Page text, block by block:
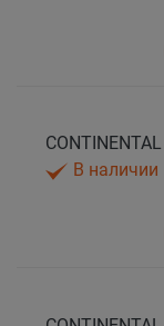
В наличии